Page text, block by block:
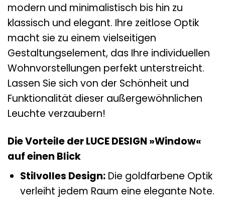
modern und minimalistisch bis hin zu
klassisch und elegant. Ihre zeitlose Optik
macht sie zu einem vielseitigen
Gestaltungselement, das Ihre individuellen
Wohnvorstellungen perfekt unterstreicht.
Lassen Sie sich von der Schönheit und
Funktionalität dieser außergewöhnlichen
Leuchte verzaubern!
Die Vorteile der LUCE DESIGN »Window«
auf einen Blick
Stilvolles Design:Die goldfarbene Optik
verleiht jedem Raum eine elegante Note.